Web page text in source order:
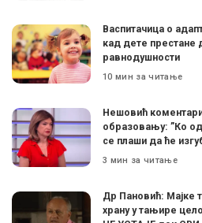
Васпитачица о
кад дете престане
равнодушности
10 мин за читање
Нешовић
образовању: ”Ко
се плаши да ће
3 мин за читање
Др Пановић: Мајке
храну у тањире